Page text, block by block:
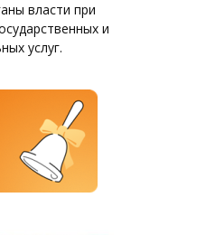
власти при
и
услуг.